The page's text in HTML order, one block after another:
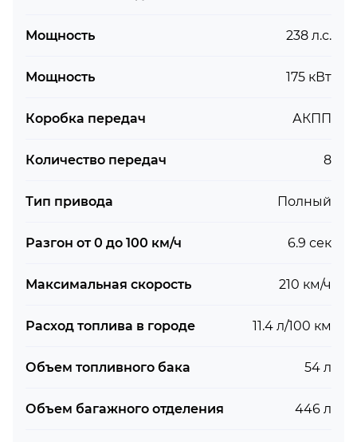
Мощность 238 л.с.
Мощность 175 кВт
Коробка передач АКПП
Количество передач 8
Тип привода Полный
Разгон от 0 до 100 км/ч 6.9 сек
Максимальная скорость 210 км/ч
Расход топлива в городе 11.4 л/100 км
Объем топливного бака 54 л
Объем багажного отделения 446 л